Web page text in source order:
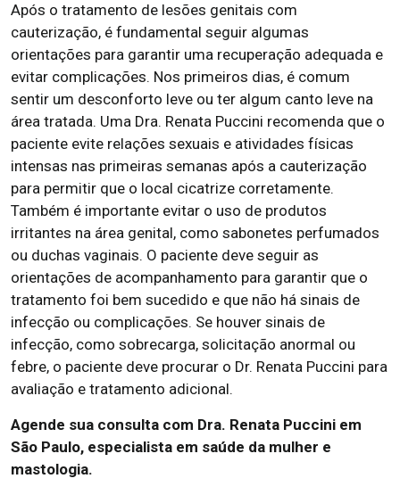
Após o tratamento de lesões genitais com
cauterização, é fundamental seguir algumas
orientações para garantir uma recuperação adequada e
evitar complicações. Nos primeiros dias, é comum
sentir um desconforto leve ou ter algum canto leve na
área tratada. Uma Dra. Renata Puccini recomenda que o
paciente evite relações sexuais e atividades físicas
intensas nas primeiras semanas após a cauterização
para permitir que o local cicatrize corretamente.
Também é importante evitar o uso de produtos
irritantes na área genital, como sabonetes perfumados
ou duchas vaginais. O paciente deve seguir as
orientações de acompanhamento para garantir que o
tratamento foi bem sucedido e que não há sinais de
infecção ou complicações. Se houver sinais de
infecção, como sobrecarga, solicitação anormal ou
febre, o paciente deve procurar o Dr. Renata Puccini para
avaliação e tratamento adicional.
Agende sua consulta com Dra. Renata Puccini em
São Paulo, especialista em saúde da mulher e
mastologia.